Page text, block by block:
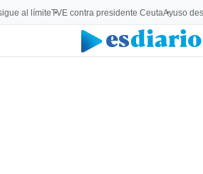
al límiteTVE contra presidente CeutaAyuso